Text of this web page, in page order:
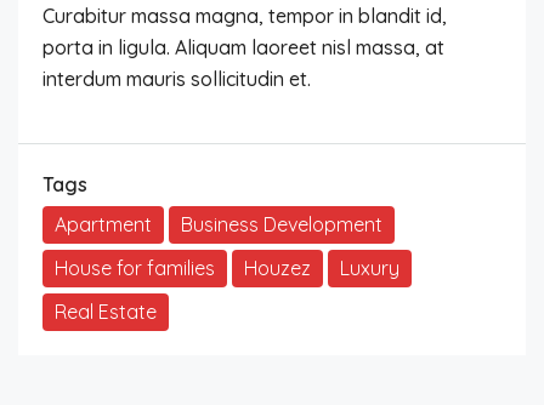
Curabitur massa magna, tempor in blandit id,
porta in ligula. Aliquam laoreet nisl massa, at
interdum mauris sollicitudin et.
Tags
Apartment
Business Development
House for families
Houzez
Luxury
Real Estate